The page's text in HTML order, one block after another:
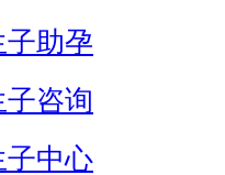
助孕
咨询
子中心